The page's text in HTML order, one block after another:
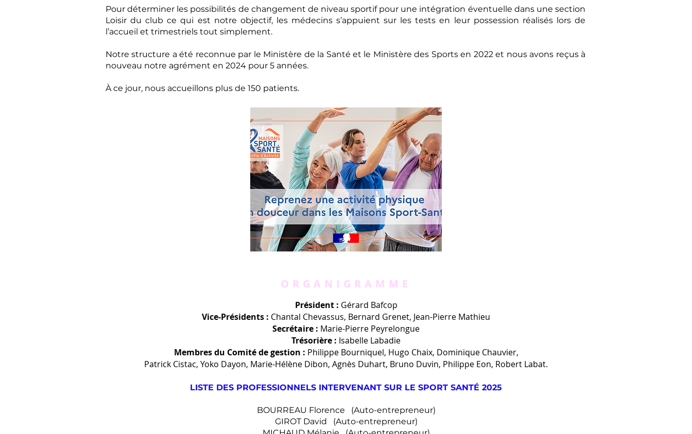
Pour déterminer les possibilités de changement de niveau sportif pour une intégration éventuelle dans une section
Loisir du club ce qui est notre objectif, les médecins s’appuient sur les tests en leur possession réalisés lors de
l’accueil et trimestriels tout simplement.
Notre structure a été reconnue par le Ministère de la Santé et le Ministère des Sports en 2022 et nous avons reçus à
nouveau notre agrément en 2024 pour 5 années.
À ce jour, nous accueillons plus de 150 patients.
ORGANIGRAMME
Président : Gérard Bafcop
Vice-Présidents : Chantal Chevassus, Bernard Grenet, Jean-Pierre Mathieu
Secrétaire : Marie-Pierre Peyrelongue
Trésorière : Isabelle Labadie
Membres du Comité de gestion : Philippe Bourniquel, Hugo Chaix, Dominique Chauvier,
Patrick Cistac, Yoko Dayon, Marie-Hélène Dibon, Agnès Duhart, Bruno Duvin, Philippe Eon, Robert Labat.
LISTE DES PROFESSIONNELS INTERVENANT SUR LE SPORT SANTÉ 2025
BOURREAU Florence (Auto-entrepreneur)
GIROT David (Auto-entrepreneur)